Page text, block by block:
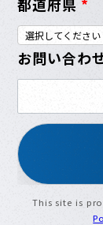
お問い合わ
This site is